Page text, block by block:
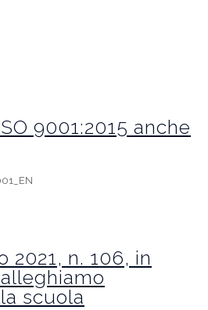
9001:2015 anche
2021, n. 106, in
scuola